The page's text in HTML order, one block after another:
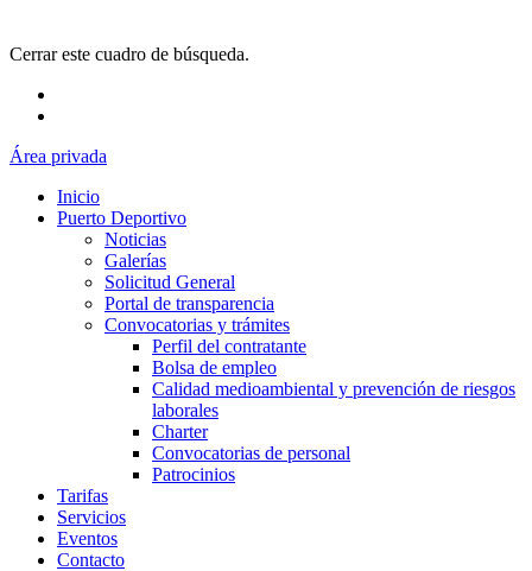
Cerrar este cuadro de búsqueda.
Área privada
Inicio
Puerto Deportivo
Noticias
Galerías
Solicitud General
Portal de transparencia
Convocatorias y trámites
Perfil del contratante
Bolsa de empleo
Calidad medioambiental y prevención de riesgos
laborales
Charter
Convocatorias de personal
Patrocinios
Tarifas
Servicios
Eventos
Contacto